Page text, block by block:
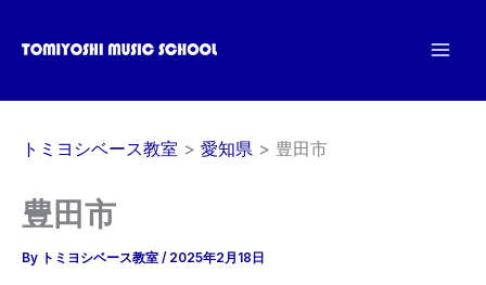
ス
トミヨシベース教室 愛知県 豊田市
豊田市
By トミヨシベース教室 / 2025年2月18日